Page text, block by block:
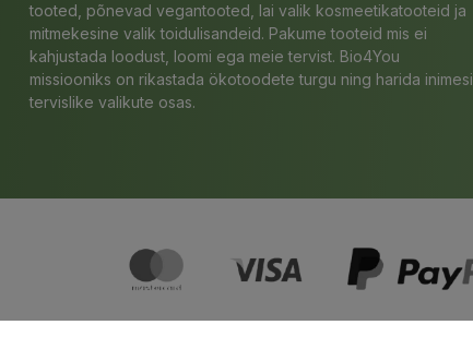
tooted, põnevad vegantooted, lai valik kosmeetikatooteid ja
mitmekesine valik toidulisandeid. Pakume tooteid mis ei
kahjustada loodust, loomi ega meie tervist. Bio4You
missiooniks on rikastada ökotoodete turgu ning harida inimesi
tervislike valikute osas.